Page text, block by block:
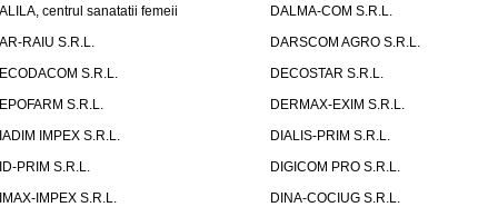
centrul sanatatii femeii
DALMA-COM S.R.L.
RAIU S.R.L.
DARSCOM AGRO S.R.L.
S.R.L.
DECOSTAR S.R.L.
S.R.L.
DERMAX-EXIM S.R.L.
IMPEX S.R.L.
DIALIS-PRIM S.R.L.
PRIM S.R.L.
DIGICOM PRO S.R.L.
IMPEX S.R.L.
DINA-COCIUG S.R.L.